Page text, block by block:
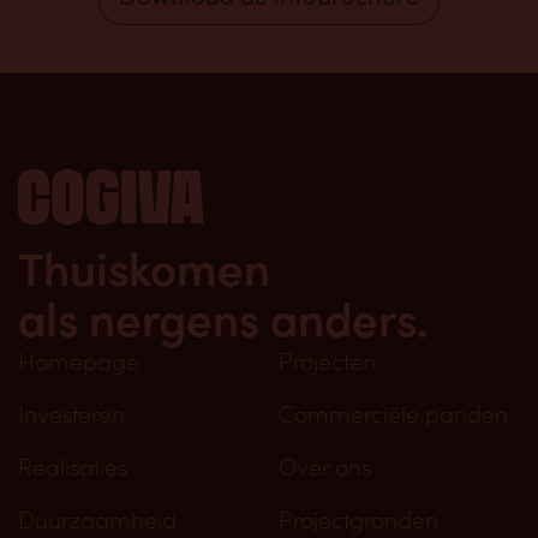
Thuiskomen
als nergens anders.
Homepage
Projecten
Investeren
Commerciële panden
Realisaties
Over ons
Duurzaamheid
Projectgronden